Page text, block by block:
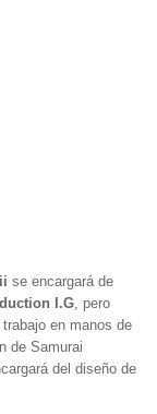
se encargará de
I.G, pero
en manos de
de Samurai
del diseño de